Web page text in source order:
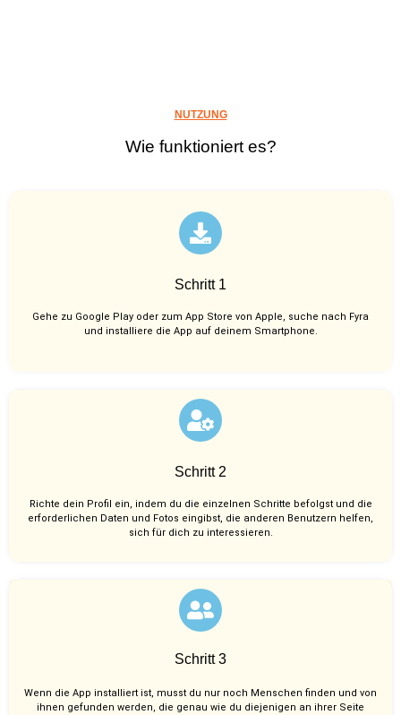
NUTZUNG
Wie funktioniert es?
Schritt 1
Gehe zu Google Play oder zum App Store von Apple, suche nach Fyra
und installiere die App auf deinem Smartphone.
Schritt 2
Richte dein Profil ein, indem du die einzelnen Schritte befolgst und die
erforderlichen Daten und Fotos eingibst, die anderen Benutzern helfen,
sich für dich zu interessieren.
Schritt 3
Wenn die App installiert ist, musst du nur noch Menschen finden und von
ihnen gefunden werden, die genau wie du diejenigen an ihrer Seite